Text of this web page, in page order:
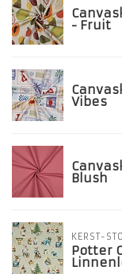
- Fruit
Vibes
Blush
KERST-
Potter